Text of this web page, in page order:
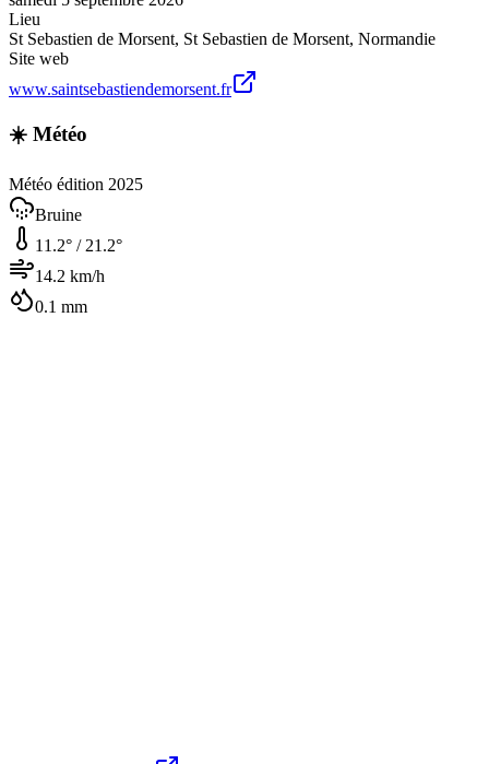
Lieu
St Sebastien de Morsent, St Sebastien de Morsent, Normandie
Site web
www.saintsebastiendemorsent.fr
☀️ Météo
Météo édition 2025
Bruine
11.2° / 21.2°
14.2 km/h
0.1 mm